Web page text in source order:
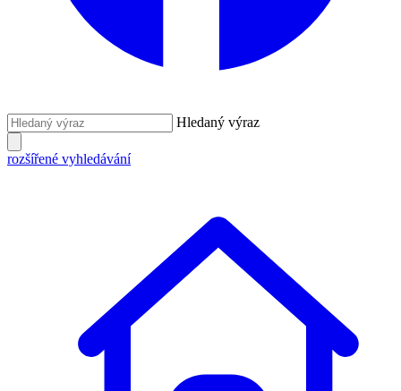
Hledaný výraz
rozšířené vyhledávání